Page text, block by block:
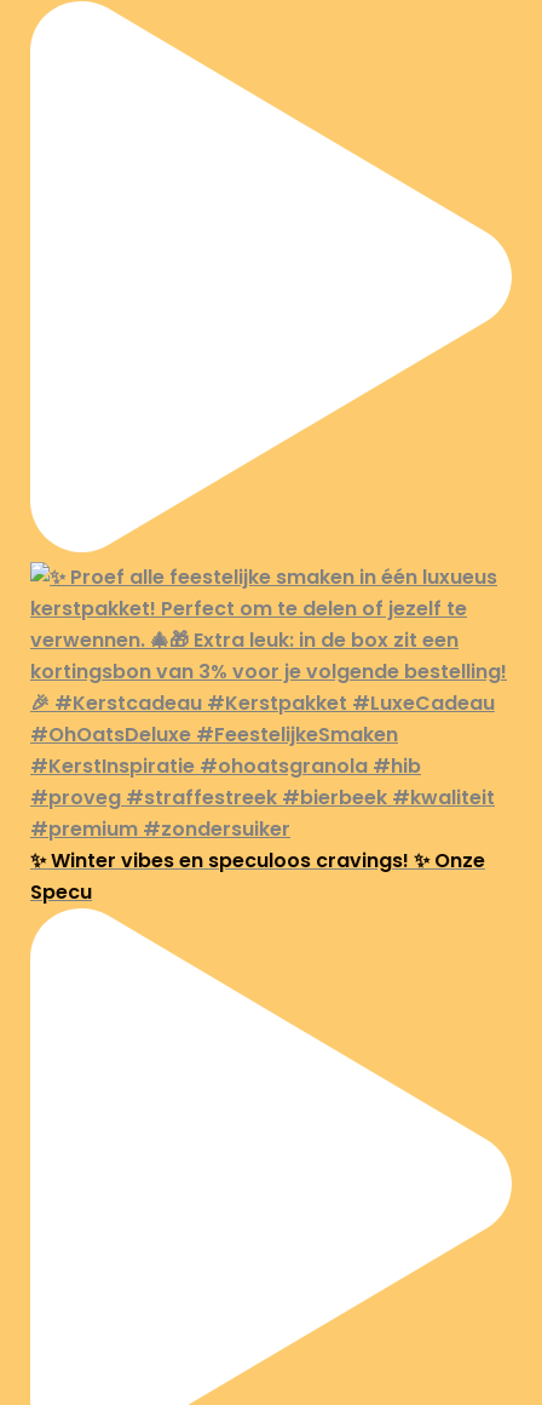
✨ Winter vibes en speculoos cravings! ✨ Onze
Specu